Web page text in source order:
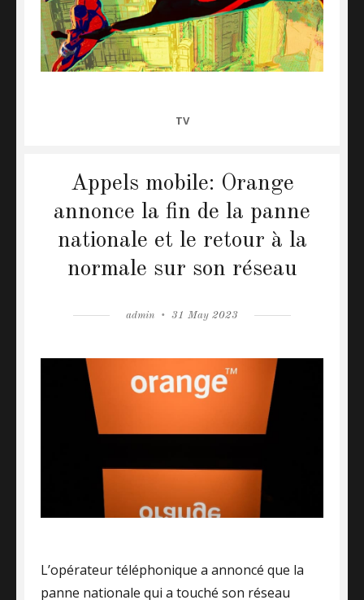
CATEGORIES
TV
Appels mobile: Orange
annonce la fin de la panne
nationale et le retour à la
normale sur son réseau
Author
admin
Posted
31 May 2023
L’opérateur téléphonique a annoncé que la
panne nationale qui a touché son réseau